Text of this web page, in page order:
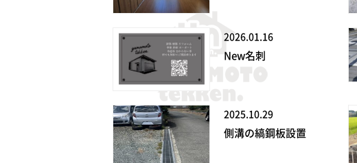
2026.01.16
New名刺
2025.10.29
側溝の縞鋼板設置